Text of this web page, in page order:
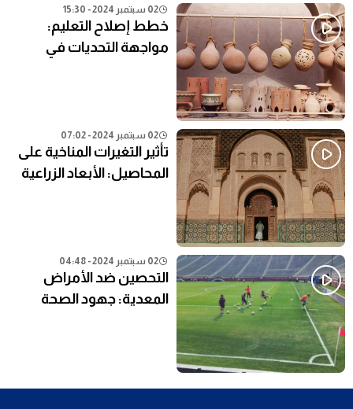
02 سبتمبر 2024 - 15:30
خطط إصلاح التعليم:
مواجهة التحديات في
02 سبتمبر 2024 - 07:02
تأثير التغيرات المناخية على
المحاصيل: الأبعاد الزراعية
02 سبتمبر 2024 - 04:48
التحصين ضد الأمراض
المعدية: جهود الصحة